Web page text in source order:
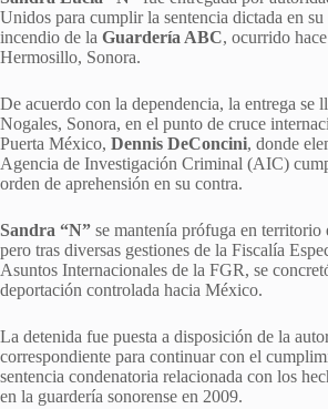
Unidos para cumplir la sentencia dictada en
incendio de la Guardería ABC, ocurrido
Hermosillo, Sonora.
De acuerdo con la dependencia, la entrega se
Nogales, Sonora, en el punto de cruce
Puerta México, Dennis DeConcini, donde
Agencia de Investigación Criminal (AIC)
orden de aprehensión en su contra.
Sandra “N” se mantenía prófuga en territorio
pero tras diversas gestiones de la Fiscalía
Asuntos Internacionales de la FGR, se
deportación controlada hacia México.
La detenida fue puesta a disposición de la
correspondiente para continuar con el
sentencia condenatoria relacionada con los
en la guardería sonorense en 2009.